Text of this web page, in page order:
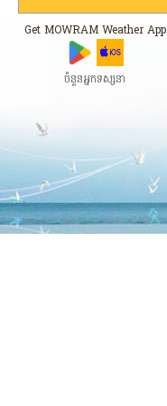
Get MOWRAM Weather App
ចំនួនអ្នកទស្សនា